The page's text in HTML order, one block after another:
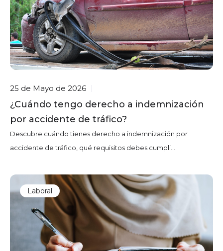
25 de Mayo de 2026
¿Cuándo tengo derecho a indemnización
por accidente de tráfico?
Descubre cuándo tienes derecho a indemnización por
accidente de tráfico, qué requisitos debes cumpli...
Laboral